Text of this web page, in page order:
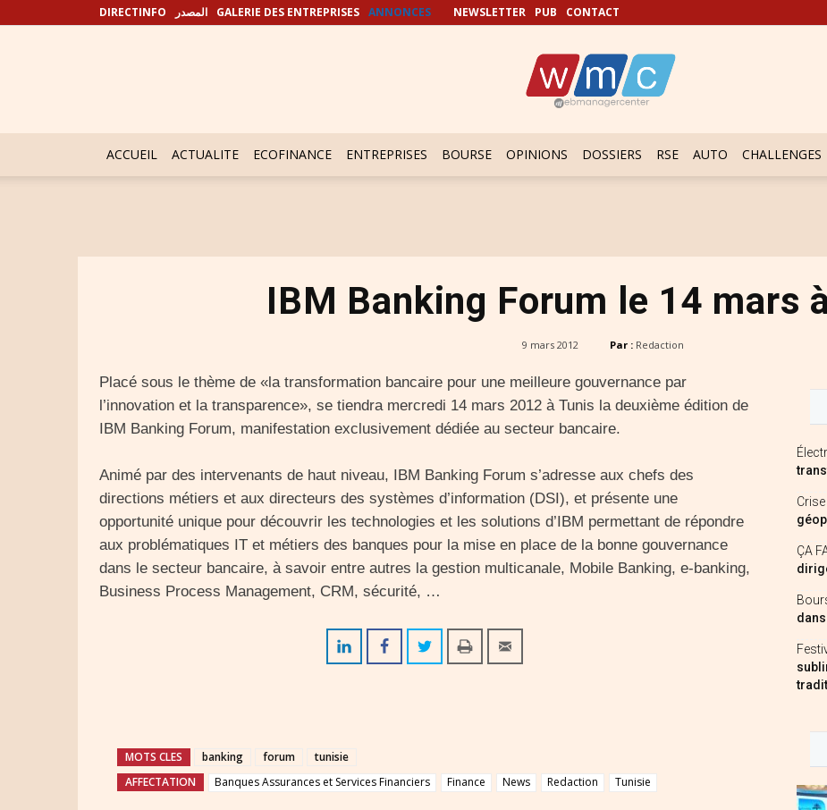
DIRECTINFO المصدر GALERIE DES ENTREPRISES ANNONCES NEWSLETTER PUB CONTACT
ACCUEIL ACTUALITE ECOFINANCE ENTREPRISES BOURSE OPINIONS DOSSIERS RSE AUTO CHALLENGES
IBM Banking Forum le 14 mars
9 mars 2012 Par : Redaction
Placé sous le thème de «la transformation bancaire pour une meilleure gouvernance par
l’innovation et la transparence», se tiendra mercredi 14 mars 2012 à Tunis la deuxième édition de
IBM Banking Forum, manifestation exclusivement dédiée au secteur bancaire.
Animé par des intervenants de haut niveau, IBM Banking Forum s’adresse aux chefs des
directions métiers et aux directeurs des systèmes d’information (DSI), et présente une
opportunité unique pour découvrir les technologies et les solutions d’IBM permettant de répondre
aux problématiques IT et métiers des banques pour la mise en place de la bonne gouvernance
dans le secteur bancaire, à savoir entre autres la gestion multicanale, Mobile Banking, e-banking,
Business Process Management, CRM, sécurité, …
MOTS CLES banking forum
tunisie
AFFECTATION
Banques Assurances et Services Financiers Finance News Redaction Tunisie
ÇA